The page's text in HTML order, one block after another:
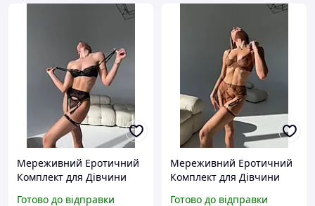
Мереживний Еротичний
Комплект для Дівчини
Готово до відправки
Мереживний Еротичний
Комплект для Дівчини
Готово до відправки